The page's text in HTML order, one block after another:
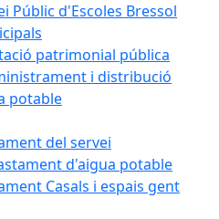
Públic d'Escoles Bressol
patrimonial pública
i distribució
potable
del servei
d'aigua potable
Casals i espais gent